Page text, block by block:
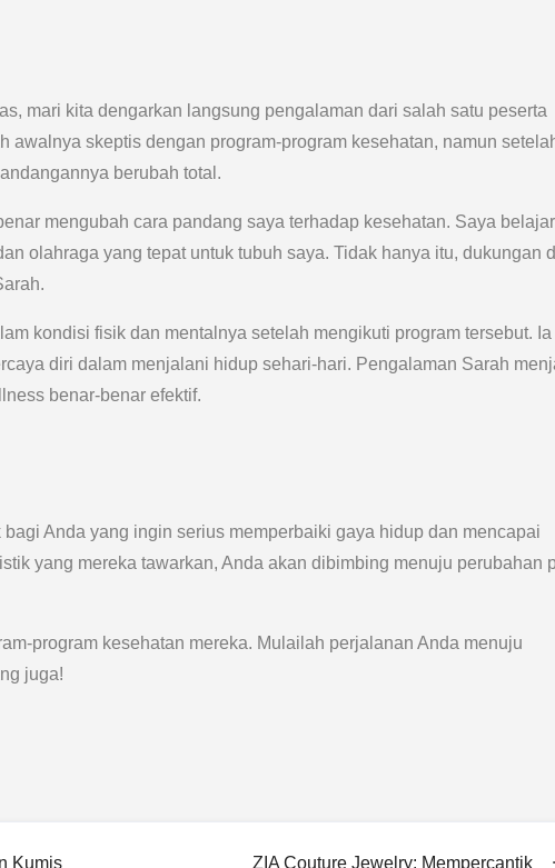
mari kita dengarkan langsung pengalaman dari salah satu peserta
awalnya skeptis dengan program-program kesehatan, namun
berubah total.
mengubah cara pandang saya terhadap kesehatan. Saya belajar
olahraga yang tepat untuk tubuh saya. Tidak hanya itu, dukungan
kondisi fisik dan mentalnya setelah mengikuti program tersebut. Ia
diri dalam menjalani hidup sehari-hari. Pengalaman Sarah
benar-benar efektif.
Anda yang ingin serius memperbaiki gaya hidup dan mencapai
yang mereka tawarkan, Anda akan dibimbing menuju perubahan
program kesehatan mereka. Mulailah perjalanan Anda menuju
juga!
Kumis ZIA Couture Jewelry: Mempercantik